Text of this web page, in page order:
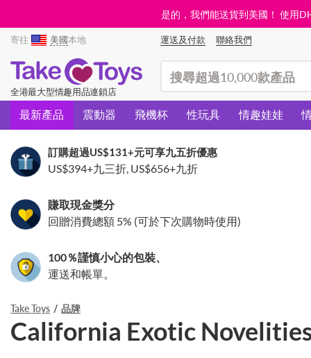
是的，我們能送貨到美國！ 使用
寄往 美國本地 運送及付款 聯絡我們
全港最大型情趣用品連鎖店
最新產品 震動器 飛機杯 性玩具 情趣娃娃
訂購超過US$131+元可享九五折優惠
US$394+九三折, US$656+九折
賺取現金獎分
回贈消費總額 5% (可於下次購物時使用)
100％謹慎小心的包裝、
運送和帳單。
Take Toys 品牌
California Exotic